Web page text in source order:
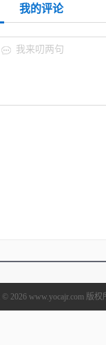
我的评论
我来叨两句
© 2026 www.yocajr.com 版